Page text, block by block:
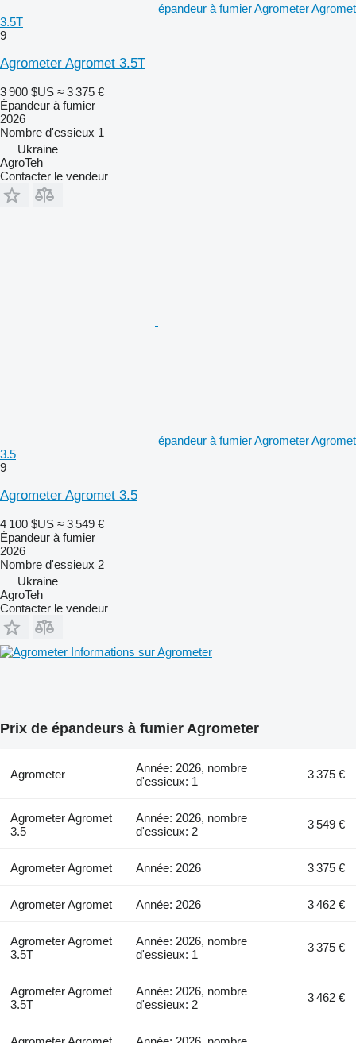
épandeur à fumier Agrometer Agromet
3.5T
9
Agrometer Agromet 3.5T
3 900 $US ≈ 3 375 €
Épandeur à fumier
2026
Nombre d'essieux 1
Ukraine
AgroTeh
Contacter le vendeur
épandeur à fumier Agrometer Agromet
3.5
9
Agrometer Agromet 3.5
4 100 $US ≈ 3 549 €
Épandeur à fumier
2026
Nombre d'essieux 2
Ukraine
AgroTeh
Contacter le vendeur
Informations sur Agrometer
Prix de épandeurs à fumier Agrometer
Agrometer
Année: 2026, nombre
d'essieux: 1
3 375 €
Agrometer Agromet
3.5
Année: 2026, nombre
d'essieux: 2
3 549 €
Agrometer Agromet Année: 2026 3 375 €
Agrometer Agromet Année: 2026 3 462 €
Agrometer Agromet
3.5T
Année: 2026, nombre
d'essieux: 1
3 375 €
Agrometer Agromet
3.5T
Année: 2026, nombre
d'essieux: 2
3 462 €